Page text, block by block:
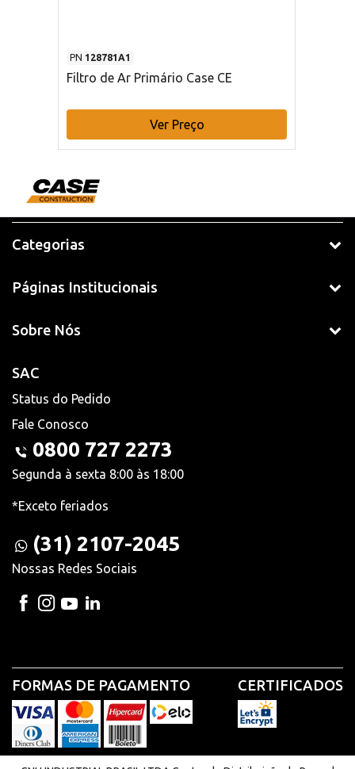
PN 128781A1
Filtro de Ar Primário Case CE
Ver Preço
Categorias
Páginas Institucionais
Sobre Nós
SAC
Status do Pedido
Fale Conosco
0800 727 2273
Segunda à sexta 8:00 às 18:00
*Exceto feriados
(31) 2107-2045
Nossas Redes Sociais
FORMAS DE PAGAMENTO CERTIFICADOS